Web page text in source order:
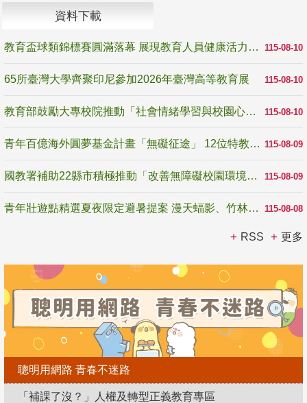
資料下載
115-08-10
教育盃球類錦標賽圓滿落幕 展現教育人員健康活力與團隊精神
115-08-10
65所臺灣大學齊聚印尼參加2026年臺灣高等教育展
115-08-10
教育部鼓勵大專校院推動「社會情緒學習與校園心理健康促進計畫」 培育校園「心」韌性
115-08-09
青年百億海外圓夢基金計畫「無礙征途」 12位特教與弱勢青年勇闖西班牙 跨越感官限制見證生命蛻變
115-08-09
國教署補助22縣市積極推動「改善無障礙校園環境計畫」 打造友善、安全、無礙學習空間
115-08-08
青年壯遊點精選夏夜限定避暑提案 漫天蝠影、竹林尋蛙、茶香夜觀 邀青年暮色出發
RSS 更多
聰明用網路 青春不迷路
「補課了沒？」人權及轉型正義教育專區